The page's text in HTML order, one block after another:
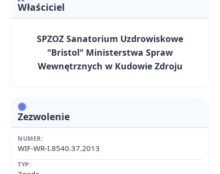
Właściciel
SPZOZ Sanatorium Uzdrowiskowe
"Bristol" Ministerstwa Spraw
Wewnętrznych w Kudowie Zdroju
Zezwolenie
NUMER:
WIF-WR-I.8540.37.2013
TYP: